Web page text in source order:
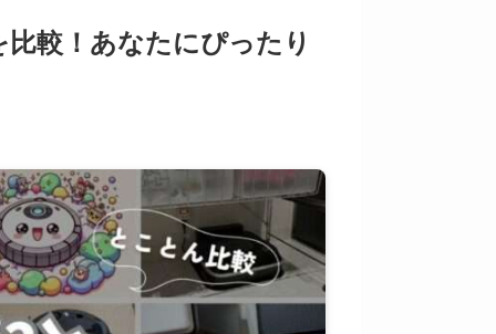
較！あなたにぴったり